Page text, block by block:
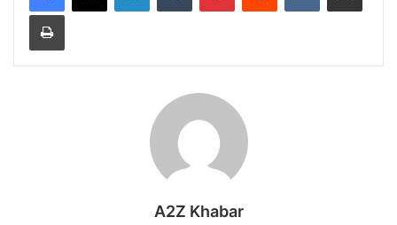
Print
A2Z Khabar